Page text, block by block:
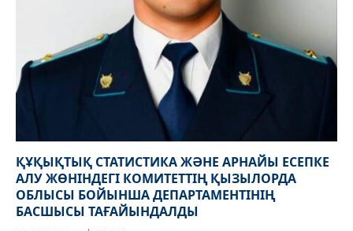
ҚҰҚЫҚТЫҚ СТАТИСТИКА ЖӘНЕ АРНАЙЫ ЕСЕПКЕ
АЛУ ЖӨНІНДЕГІ КОМИТЕТТІҢ ҚЫЗЫЛОРДА
ОБЛЫСЫ БОЙЫНША ДЕПАРТАМЕНТІНІҢ
БАСШЫСЫ ТАҒАЙЫНДАЛДЫ